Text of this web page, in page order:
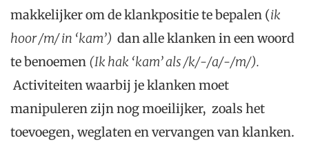
makkelijker om de klankpositie te bepalen (ik
hoor /m/ in ‘kam’) dan alle klanken in een woord
te benoemen (Ik hak ‘kam’ als /k/-/a/-/m/).
Activiteiten waarbij je klanken moet
manipuleren zijn nog moeilijker, zoals het
toevoegen, weglaten en vervangen van klanken.